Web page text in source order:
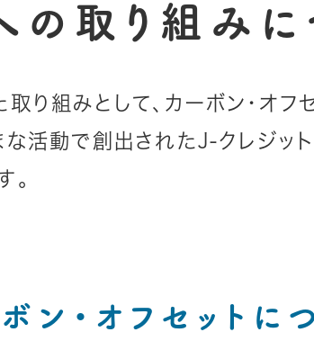
の取り組みに
り組みとして、カーボン・オ
な活動で創出されたJ-クレジッ
。
ン・オフセットに